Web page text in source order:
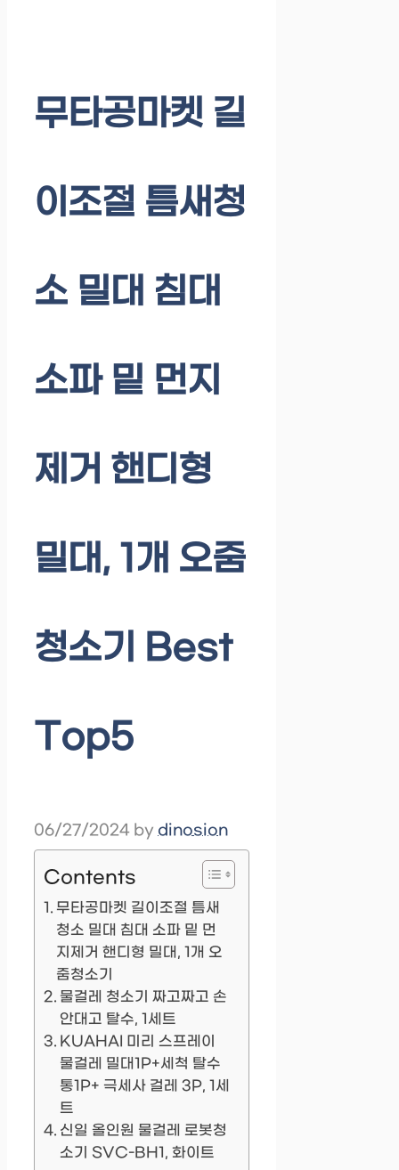
무타공마켓 길
이조절 틈새청
소 밀대 침대
소파 밑 먼지
제거 핸디형
밀대, 1개 오줌
청소기 Best
Top5
06/27/2024 by dinosion
Contents
무타공마켓 길이조절 틈새
청소 밀대 침대 소파 밑 먼
지제거 핸디형 밀대, 1개 오
줌청소기
물걸레 청소기 짜고짜고 손
안대고 탈수, 1세트
KUAHAI 미리 스프레이
물걸레 밀대1P+세척 탈수
통1P+ 극세사 걸레 3P, 1세
트
신일 올인원 물걸레 로봇청
소기 SVC-BH1, 화이트